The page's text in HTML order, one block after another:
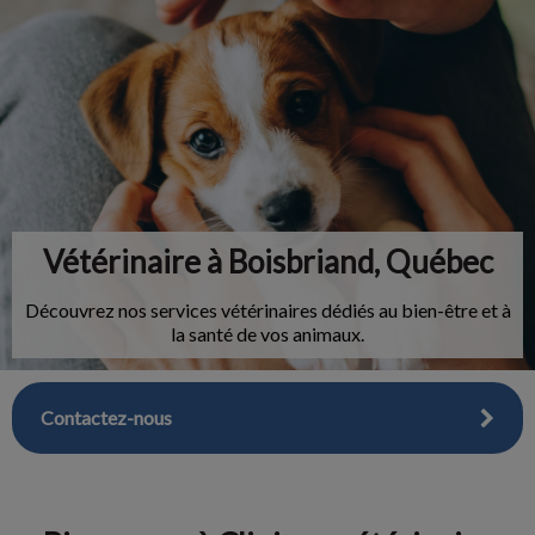
IvcPractices.HeaderNav.Search.Label
Vétérinaire à Boisbriand, Québec
Découvrez nos services vétérinaires dédiés au bien-être et à
la santé de vos animaux.
Contactez-nous